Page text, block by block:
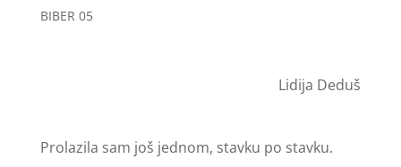
BIBER 05
Lidija Deduš
Prolazila sam još jednom, stavku po stavku.